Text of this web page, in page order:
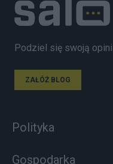
Podziel się swoją
ZAŁÓŻ BLOG
Polityka
Gospodarka